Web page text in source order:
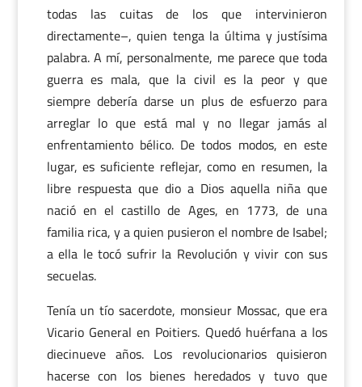
todas las cuitas de los que intervinieron
directamente–, quien tenga la última y justísima
palabra. A mí, personalmente, me parece que toda
guerra es mala, que la civil es la peor y que
siempre debería darse un plus de esfuerzo para
arreglar lo que está mal y no llegar jamás al
enfrentamiento bélico. De todos modos, en este
lugar, es suficiente reflejar, como en resumen, la
libre respuesta que dio a Dios aquella niña que
nació en el castillo de Ages, en 1773, de una
familia rica, y a quien pusieron el nombre de Isabel;
a ella le tocó sufrir la Revolución y vivir con sus
secuelas.
Tenía un tío sacerdote, monsieur Mossac, que era
Vicario General en Poitiers. Quedó huérfana a los
diecinueve años. Los revolucionarios quisieron
hacerse con los bienes heredados y tuvo que